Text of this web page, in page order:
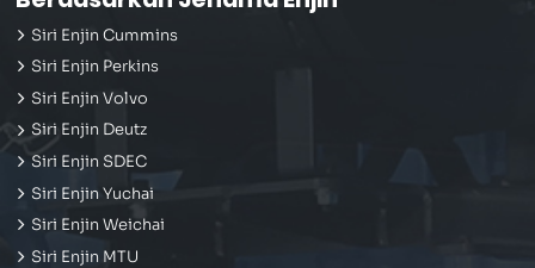
Siri Enjin Cummins
Siri Enjin Perkins
Siri Enjin Volvo
Siri Enjin Deutz
Siri Enjin SDEC
Siri Enjin Yuchai
Siri Enjin Weichai
Siri Enjin MTU